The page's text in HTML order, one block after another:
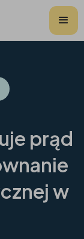
prąd
w